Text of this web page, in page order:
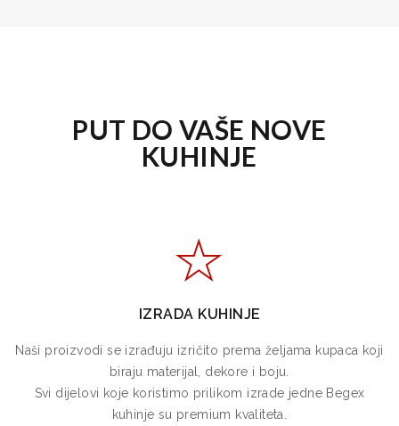
PUT DO VAŠE NOVE
KUHINJE
IZRADA KUHINJE
Naši proizvodi se izrađuju izričito prema željama kupaca koji
biraju materijal, dekore i boju.
Svi dijelovi koje koristimo prilikom izrade jedne Begex
kuhinje su premium kvaliteta.